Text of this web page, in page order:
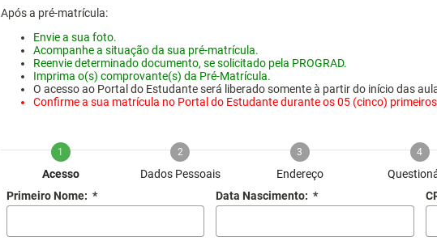
Após a pré-matrícula:
Envie a sua foto.
Acompanhe a situação da sua pré-matrícula.
Reenvie determinado documento, se solicitado pela PROGRAD.
Imprima o(s) comprovante(s) da Pré-Matrícula.
O acesso ao Portal do Estudante será liberado somente à partir do início das
Confirme a sua matrícula no Portal do Estudante durante os 05 (cinco)
1
Acesso
2
Dados Pessoais
3
Endereço
4
Primeiro Nome: * Data Nascimento: *